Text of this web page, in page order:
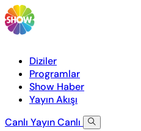
Diziler
Programlar
Show Haber
Yayın Akışı
Canlı YayınCanlı